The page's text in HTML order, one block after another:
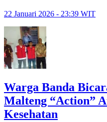
22 Januari 2026 - 23:39 WIT
Warga Banda
Malteng “Action”
Kesehatan